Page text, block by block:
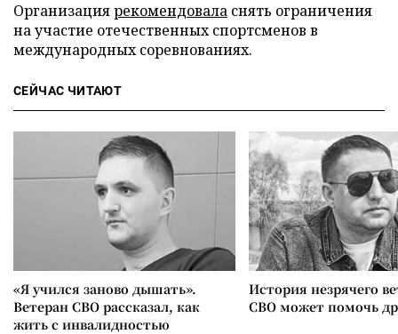
Организациярекомендовала снять ограничения
на участие отечественных спортсменов в
международных соревнованиях.
СЕЙЧАС ЧИТАЮТ
«Я учился заново дышать».
Ветеран СВО рассказал, как
жить с инвалидностью
История незрячего
СВО может помочь